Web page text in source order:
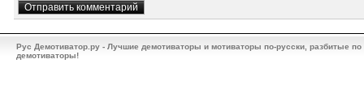
Рус Демотиватор.ру - Лучшие демотиваторы и мотиваторы по-русски, разбитые
демотиваторы!